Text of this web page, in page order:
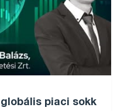
piaci sokk